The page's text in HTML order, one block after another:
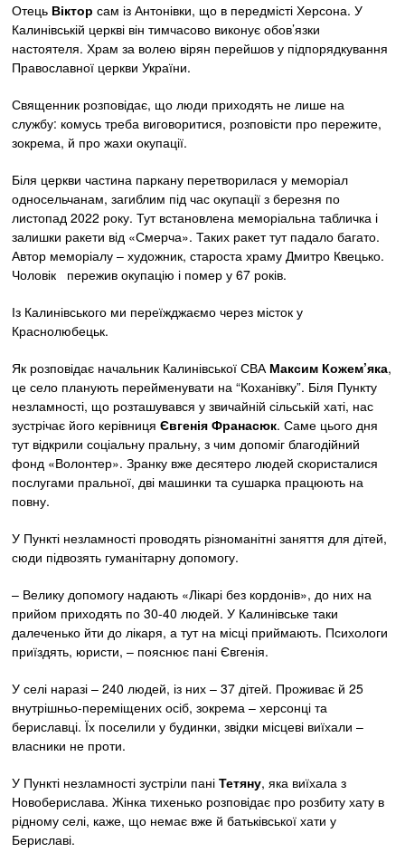
Отець Віктор сам із Антонівки, що в передмісті Херсона. У
Калинівській церкві він тимчасово виконує обов’язки
настоятеля. Храм за волею вірян перейшов у підпорядкування
Православної церкви України.
Священник розповідає, що люди приходять не лише на
службу: комусь треба виговоритися, розповісти про пережите,
зокрема, й про жахи окупації.
Біля церкви частина паркану перетворилася у меморіал
односельчанам, загиблим під час окупації з березня по
листопад 2022 року. Тут встановлена меморіальна табличка і
залишки ракети від «Смерча». Таких ракет тут падало багато.
Автор меморіалу – художник, староста храму Дмитро Квецько.
Чоловік пережив окупацію і помер у 67 років.
Із Калинівського ми переїжджаємо через місток у
Краснолюбецьк.
Як розповідає начальник Калинівської СВА Максим Кожем’яка,
це село планують перейменувати на “Коханівку”. Біля Пункту
незламності, що розташувався у звичайній сільській хаті, нас
зустрічає його керівницяЄвгенія Франасюк. Саме цього дня
тут відкрили соціальну пральну, з чим допоміг благодійний
фонд «Волонтер». Зранку вже десятеро людей скористалися
послугами пральної, дві машинки та сушарка працюють на
повну.
У Пункті незламності проводять різноманітні заняття для дітей,
сюди підвозять гуманітарну допомогу.
– Велику допомогу надають «Лікарі без кордонів», до них на
прийом приходять по 30-40 людей. У Калинівське таки
далеченько йти до лікаря, а тут на місці приймають. Психологи
приїздять, юристи, – пояснює пані Євгенія.
У селі наразі – 240 людей, із них – 37 дітей. Проживає й 25
внутрішньо-переміщених осіб, зокрема – херсонці та
бериславці. Їх поселили у будинки, звідки місцеві виїхали –
власники не проти.
У Пункті незламності зустріли паніТетяну, яка виїхала з
Новоберислава. Жінка тихенько розповідає про розбиту хату в
рідному селі, каже, що немає вже й батьківської хати у
Бериславі.